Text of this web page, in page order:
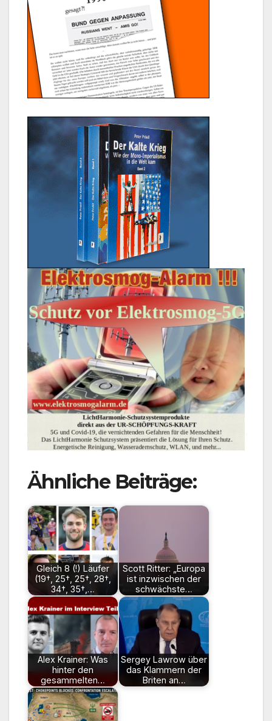
Ähnliche Beiträge:
Gleich 8 (!) Läufer
(19†, 25†, 25†, 28†,
34†, 35†,…
Scott Ritter: „Europa
ist inzwischen der
schwächste…
Alex Krainer: Was
hinter den
gesammelten…
Sergey Lawrow über
das Klammern der
Briten an…